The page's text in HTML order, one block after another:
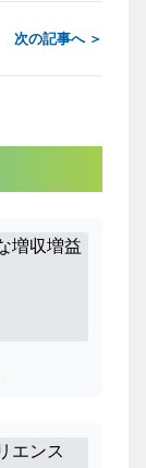
次の記事へ ＞